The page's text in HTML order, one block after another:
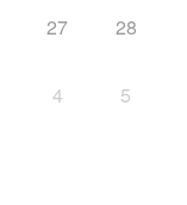
27 28
4 5